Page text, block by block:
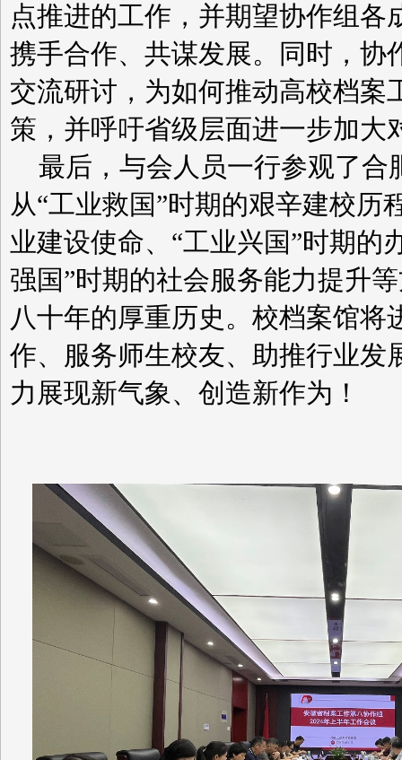
点推进的工作，并期望协作组各
携手合作、共谋发展。同时，协
交流研讨，为如何推动高校档案
策，并呼吁省级层面进一步加大
最后，与会人员一行参观了合
从“工业救国”时期的艰辛建校历
业建设使命、“工业兴国”时期的
强国”时期的社会服务能力提升
八十年的厚重历史。校档案馆将
作、服务师生校友、助推行业发
力展现新气象、创造新作为！